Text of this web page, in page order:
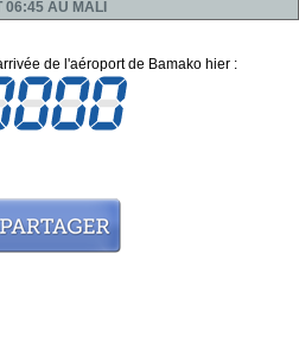
06:45 AU MALI
de l'aéroport de Bamako hier :